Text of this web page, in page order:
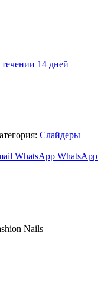
течении 14 дней
Слайдеры
WhatsApp WhatsApp
Nails